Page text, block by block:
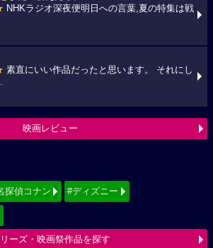
NHKラジオ深夜便明日への言葉,夏の特集は戦
素直にいい作品だったと思います。 それにし
映画レビュー
探偵コナン #ディズニー
ーズ・映画祭作品を探す